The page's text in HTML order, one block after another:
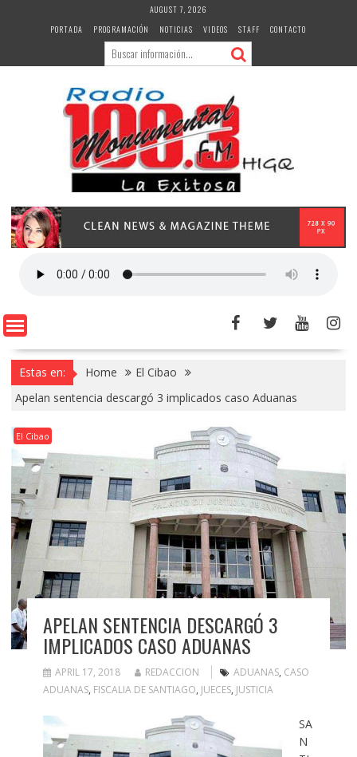
AUGUST 7, 2026
PORTADA
PROGRAMACIÓN NOTICIAS VIDEOS STAFF CONTACTO
Estas en: Home
El Cibao
Apelan sentencia descargó 3 implicados caso Aduanas
El Cibao
APELAN SENTENCIA DESCARGÓ 3
IMPLICADOS CASO ADUANAS
APRIL 17, 2018 REDACCION ADUANAS, CASO
ADUANAS, FISCALIA DE SANTIAGO, JUECES, JUSTICIA
SA
N